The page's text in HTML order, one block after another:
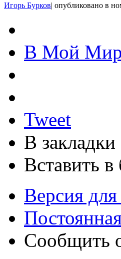
Игорь Бурков| опубликовано в
В Мой Мир
Tweet
В закладки
Вставить в
Версия для
Сообщить